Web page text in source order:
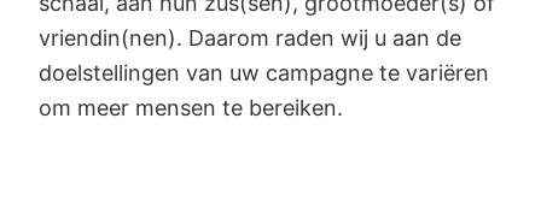
vriendin(nen). Daarom raden wij u aan de
doelstellingen van uw campagne te variëren
om meer mensen te bereiken.